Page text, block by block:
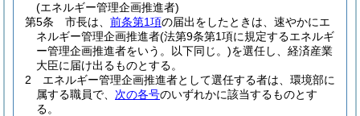
(エネルギー管理企画推進者)
第5条
市長は、 前条第1項の届出をしたときは、速やかにエ
ネルギー管理企画推進者(法第9条第1項に規定するエネルギ
ー管理企画推進者をいう。以下同じ。)を選任し、経済産業
大臣に届け出るものとする。
2
エネルギー管理企画推進者として選任する者は、環境部に
属する職員で、 次の各号のいずれかに該当するものとす
る。